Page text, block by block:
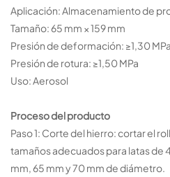
Aplicación: Almacenamiento de
Tamaño: 65 mm × 159 mm
Presión de deformación: ≥1,30 MPa
Presión de rotura: ≥1,50 MPa
Uso: Aerosol
Proceso del producto
Paso 1: Corte del hierro: cortar el
tamaños adecuados para latas de
mm, 65 mm y 70 mm de diámetro.